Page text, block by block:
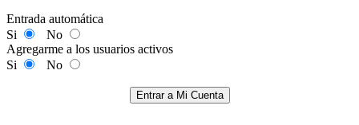
Entrada automática
Si
No
Agregarme a los usuarios activos
Si
No
Entrar a Mi Cuenta